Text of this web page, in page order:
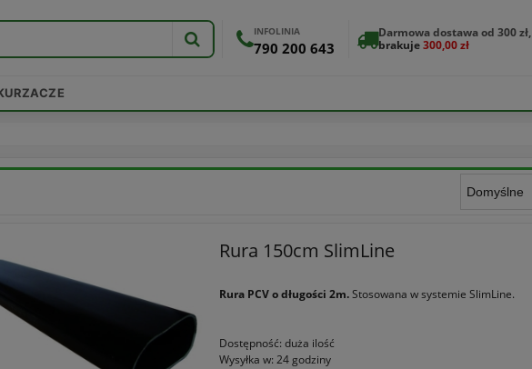
INFOLINIA
790 200 643
Darmowa dostawa od 300 zł,
brakuje300,00 zł
Rura 150cm SlimLine
Rura PCV o długości 2m.Stosowana w systemie SlimLine.
Dostępność: duża ilość
Wysyłka w: 24 godziny